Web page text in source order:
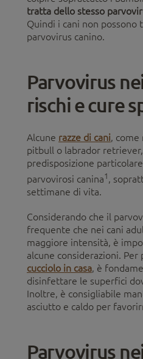
tratta dello stesso
Quindi i cani non possono
parvovirus canino.
Parvovirus
rischi e cure
Alcune razze di cani ,
pitbull o labrador
predisposizione
parvovirosi canina1,
settimane di vita.
Considerando che il
frequente che nei cani
maggiore intensità, è
alcune considerazioni.
cucciolo in casa, è
disinfettare le superfici
Inoltre, è consigliabile
asciutto e caldo per
Parvovirus